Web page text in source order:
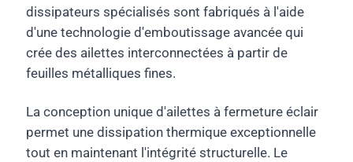
dissipateurs spécialisés sont fabriqués à l'aide
d'une technologie d'emboutissage avancée qui
crée des ailettes interconnectées à partir de
feuilles métalliques fines.
La conception unique d'ailettes à fermeture éclair
permet une dissipation thermique exceptionnelle
tout en maintenant l'intégrité structurelle. Le